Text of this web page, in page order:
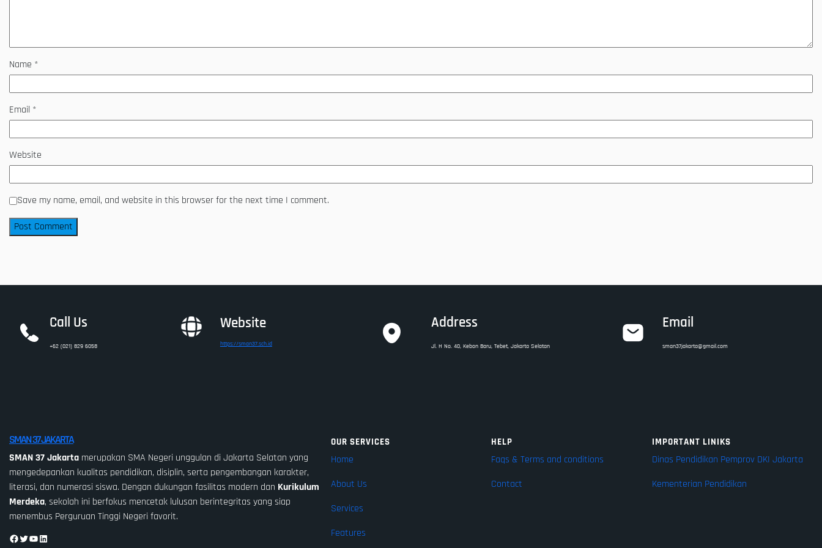
Name *
Email *
Website
Save my name, email, and website in this browser for the next time I comment.
Call Us
+62 (021) 829 6058
Website
https://sman37.sch.id
Address
Jl. H No. 40, Kebon Baru, Tebet, Jakarta Selatan
Email
sman37jakarta@gmail.com
SMAN 37 JAKARTA
SMAN 37 Jakarta merupakan SMA Negeri unggulan di Jakarta Selatan yang
mengedepankan kualitas pendidikan, disiplin, serta pengembangan karakter,
literasi, dan numerasi siswa. Dengan dukungan fasilitas modern dan Kurikulum
Merdeka, sekolah ini berfokus mencetak lulusan berintegritas yang siap
menembus Perguruan Tinggi Negeri favorit.
Facebook Twitter YouTube LinkedIn
OUR SERVICES
Home
About Us
Services
Features
HELP
Faqs & Terms and conditions
Contact
IMPORTANT LINIKS
Dinas Pendidikan Pemprov DKI Jakarta
Kementerian Pendidikan